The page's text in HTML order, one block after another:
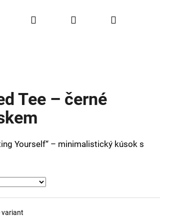
OUTFIT OF THE WEEK
Hľadať PrihlásenieNákupný
Tee – černé
Yourself“ – minimalistický kúsok s
variant